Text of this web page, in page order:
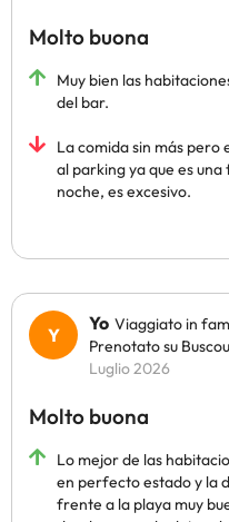
Molto buona
Muy bien las
del bar.
La comida sin más
al parking ya que es
noche, es excesivo.
Yo Viaggiato in
Prenotato su
Luglio 2026
Molto buona
Lo mejor de las
en perfecto estado y la
frente a la playa muy